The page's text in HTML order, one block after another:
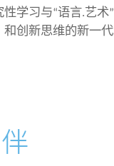
学习与“语言.艺术
创新思维的新一